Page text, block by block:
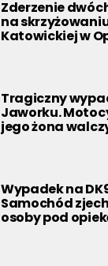
Zderzenie
na
Katowickiej w
Tragiczny
Jaworku.
jego żona
Wypadek na
Samochód
osoby pod